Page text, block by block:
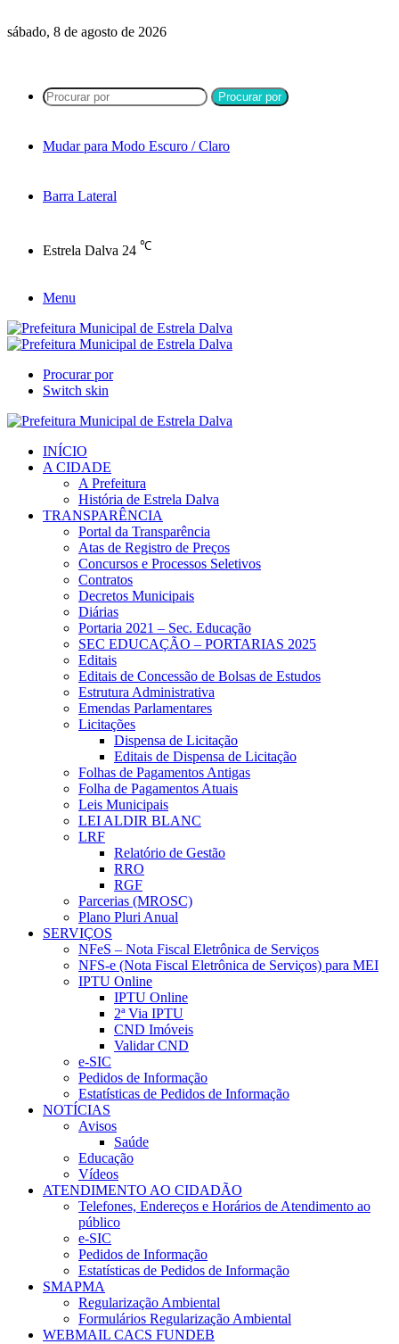
sábado, 8 de agosto de 2026
Procurar por
Mudar para Modo Escuro / Claro
Barra Lateral
Estrela Dalva 24 ℃
Menu
Procurar por
Switch skin
INÍCIO
A CIDADE
A Prefeitura
História de Estrela Dalva
TRANSPARÊNCIA
Portal da Transparência
Atas de Registro de Preços
Concursos e Processos Seletivos
Contratos
Decretos Municipais
Diárias
Portaria 2021 – Sec. Educação
SEC EDUCAÇÃO – PORTARIAS 2025
Editais
Editais de Concessão de Bolsas de Estudos
Estrutura Administrativa
Emendas Parlamentares
Licitações
Dispensa de Licitação
Editais de Dispensa de Licitação
Folhas de Pagamentos Antigas
Folha de Pagamentos Atuais
Leis Municipais
LEI ALDIR BLANC
LRF
Relatório de Gestão
RRO
RGF
Parcerias (MROSC)
Plano Pluri Anual
SERVIÇOS
NFeS – Nota Fiscal Eletrônica de Serviços
NFS-e (Nota Fiscal Eletrônica de Serviços) para MEI
IPTU Online
IPTU Online
2ª Via IPTU
CND Imóveis
Validar CND
e-SIC
Pedidos de Informação
Estatísticas de Pedidos de Informação
NOTÍCIAS
Avisos
Saúde
Educação
Vídeos
ATENDIMENTO AO CIDADÃO
Telefones, Endereços e Horários de Atendimento ao
público
e-SIC
Pedidos de Informação
Estatísticas de Pedidos de Informação
SMAPMA
Regularização Ambiental
Formulários Regularização Ambiental
WEBMAIL CACS FUNDEB